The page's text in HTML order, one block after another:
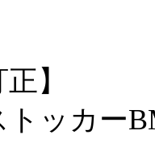
】
トッカー